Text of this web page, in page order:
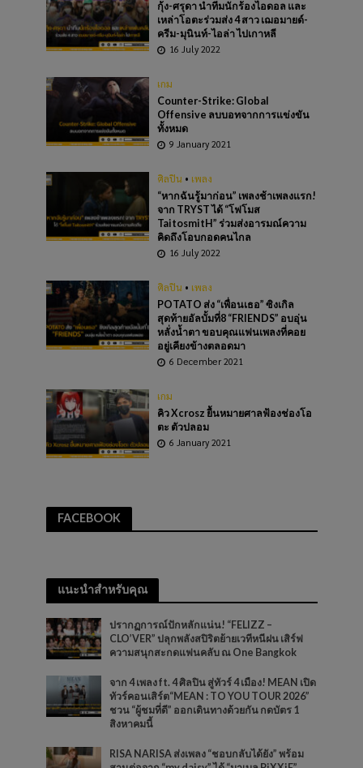
กุ้ง-ศรุดา นำทีมนักร้องไอดอล และ
เหล่าโอตะร่วมส่ง 4 สาว เฌอมายด์-
ครีม-มุนินท์-ไอล่า ไปเกาหลี
16 July 2022
เกม
Counter-Strike: Global
Offensive ลบบอทจากการแข่งขัน
ทั้งหมด
9 January 2021
ศิลปิน • เพลง
“หากฉันรู้มาก่อน” เพลงช้าเพลงแรก!
จาก TRYST ได้ “โฟโมส
TaitosmitH” ร่วมส่งอารมณ์ความ
คิดถึงโอบกอดคนไกล
16 July 2022
ศิลปิน • เพลง
POTATO ส่ง “เพื่อนเธอ” ซิงเกิล
สุดท้ายอัลบั้มที่8 “FRIENDS” อบอุ่น
หลั่งน้ำตา ขอบคุณแฟนเพลงที่คอย
อยู่เคียงข้างตลอดมา
6 December 2021
เกม
คิว Xcrosz ยื้นหมายศาลฟ้องช่องโอ
ตะ ตัวปลอม
6 January 2021
FACEBOOK
แนะนำสำหรับคุณ
ปรากฏการณ์ปักหลักแน่น! “FELIZZ –
CLO’VER” ปลุกพลังสปิริตย้ายเวทีหนีฝน เสิร์ฟ
ความสนุกสะกดแฟนคลับ ณ One Bangkok
จาก 4 เพลง ft. 4 ศิลปิน สู่ทัวร์ 4 เมือง! MEAN เปิด
ทัวร์คอนเสิร์ต“MEAN : TO YOU TOUR 2026”
ชวน “ผู้ชมที่ดี” ออกเดินทางด้วยกัน กดบัตร 1
สิงหาคมนี้
RISA NARISA ส่งเพลง “ชอบกลับได้ยัง” พร้อม